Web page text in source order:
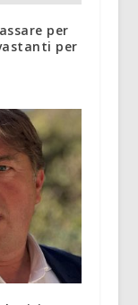
per
per